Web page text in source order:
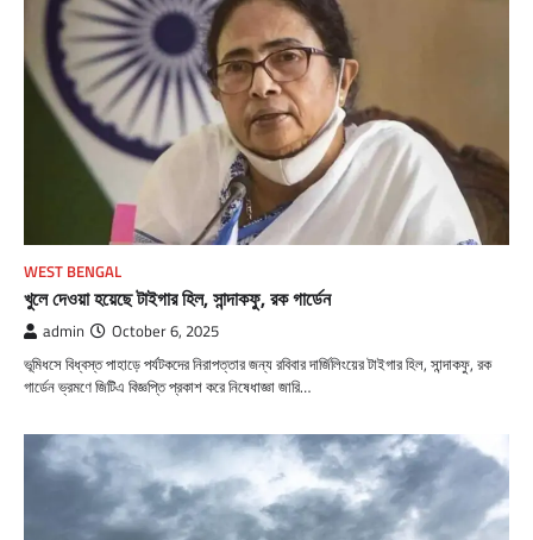
WEST BENGAL
খুলে দেওয়া হয়েছে টাইগার হিল, সান্দাকফু, রক গার্ডেন
admin October 6, 2025
ভূমিধসে বিধ্বস্ত পাহাড়ে পর্যটকদের নিরাপত্তার জন্য রবিবার দার্জিলিংয়ের টাইগার হিল, সান্দাকফু, রক
গার্ডেন ভ্রমণে জিটিএ বিজ্ঞপ্তি প্রকাশ করে নিষেধাজ্ঞা জারি…